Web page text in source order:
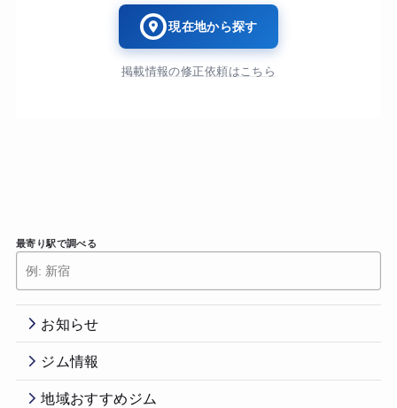
現在地から探す
掲載情報の修正依頼はこちら
最寄り駅で調べる
お知らせ
ジム情報
地域おすすめジム